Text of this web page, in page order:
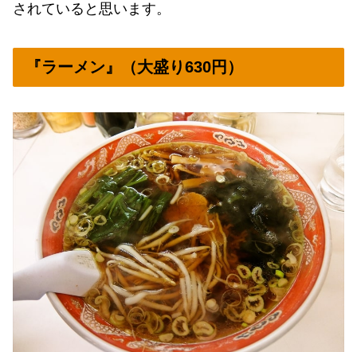
されていると思います。
『ラーメン』（大盛り630円）